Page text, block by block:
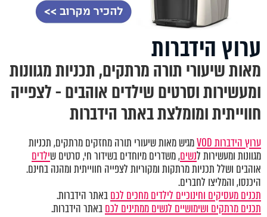
ערוץ הידברות
מאות שיעורי תורה מרתקים, תכניות מגוונות
ומעשירות וסרטים שילדים אוהבים - לצפייה
חווייתית ומומלצת באתר הידברות
ערוץ הידברות VOD
מגיש מאות שיעורי תורה מחזקים מרתקים, תכניות
מגוונות ומעשירות לנשים, משדרים מיוחדים בשידור חי, סרטים שילדים
אוהבים ושלל תכניות מרתקות ומקוריות לצפייה חווייתית ומהנה בחינם.
היכנסו, והמליצו לחברים.
תכנים מעסיקים וחינוכיים לילדים מחכים לכםבאתר הידברות.
תכנים מרתקים ושימושיים לנשים ממתינים לכםבאתר הידברות.